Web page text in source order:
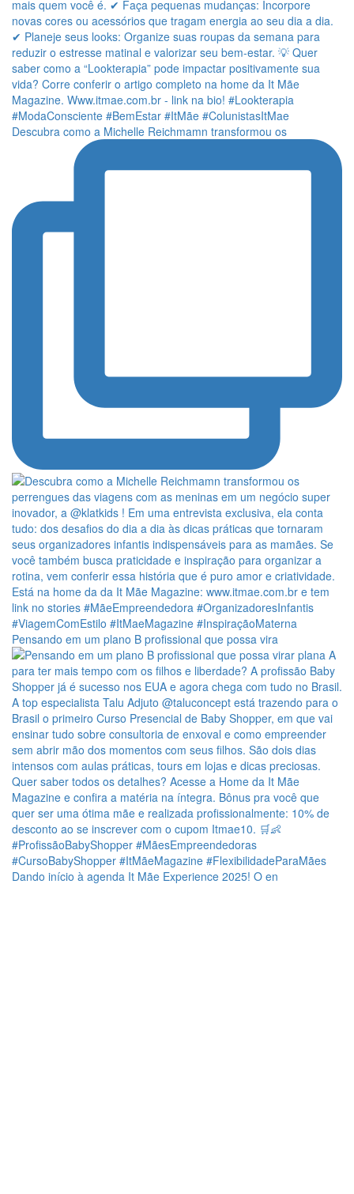
Descubra como a Michelle Reichmamn transformou os
Pensando em um plano B profissional que possa vira
Dando início à agenda It Mãe Experience 2025! O en